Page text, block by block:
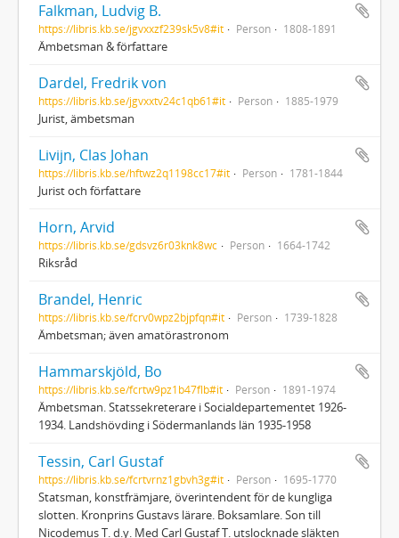
Falkman, Ludvig B.
https://libris.kb.se/jgvxxzf239sk5v8#it Person 1808-1891
Ämbetsman & författare
Dardel, Fredrik von
https://libris.kb.se/jgvxxtv24c1qb61#it Person 1885-1979
Jurist, ämbetsman
Livijn, Clas Johan
https://libris.kb.se/hftwz2q1198cc17#it Person 1781-1844
Jurist och författare
Horn, Arvid
https://libris.kb.se/gdsvz6r03knk8wc Person 1664-1742
Riksråd
Brandel, Henric
https://libris.kb.se/fcrv0wpz2bjpfqn#it Person 1739-1828
Ämbetsman; även amatörastronom
Hammarskjöld, Bo
https://libris.kb.se/fcrtw9pz1b47flb#it Person 1891-1974
Ämbetsman. Statssekreterare i Socialdepartementet 1926-
1934. Landshövding i Södermanlands län 1935-1958
Tessin, Carl Gustaf
https://libris.kb.se/fcrtvrnz1gbvh3g#it Person 1695-1770
Statsman, konstfrämjare, överintendent för de kungliga
slotten. Kronprins Gustavs lärare. Boksamlare. Son till
Nicodemus T. d.y. Med Carl Gustaf T. utslocknade släkten